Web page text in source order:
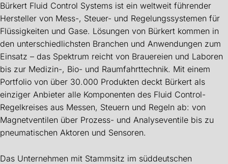
Bürkert Fluid Control Systems ist ein weltweit führender
Hersteller von Mess-, Steuer- und Regelungssystemen für
Flüssigkeiten und Gase. Lösungen von Bürkert kommen in
den unterschiedlichsten Branchen und Anwendungen zum
Einsatz – das Spektrum reicht von Brauereien und Laboren
bis zur Medizin-, Bio- und Raumfahrttechnik. Mit einem
Portfolio von über 30.000 Produkten deckt Bürkert als
einziger Anbieter alle Komponenten des Fluid Control-
Regelkreises aus Messen, Steuern und Regeln ab: von
Magnetventilen über Prozess- und Analyseventile bis zu
pneumatischen Aktoren und Sensoren.
Das Unternehmen mit Stammsitz im süddeutschen